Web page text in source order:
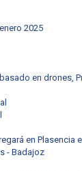
2025
en drones,
en Plasencia
- Badajoz